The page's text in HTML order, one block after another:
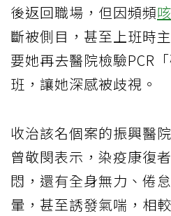
後返回職場，但因頻頻
斷被側目，甚至上班時
要她再去醫院檢驗PCR
班，讓她深感被歧視。
收治該名個案的振興醫
曾敬閔表示，染疫康復
悶，還有全身無力、倦
暈，甚至誘發氣喘，相